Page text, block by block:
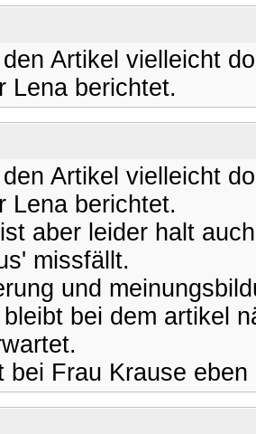
Artikel vielleicht
Lena berichtet.
Artikel vielleicht
Lena berichtet.
aber leider halt
missfällt.
und
bei dem artikel
bei Frau Krause